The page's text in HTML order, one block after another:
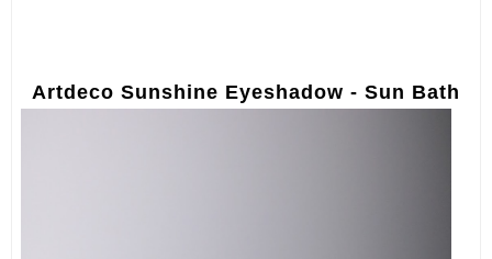
Artdeco Sunshine Eyeshadow - Sun Bath